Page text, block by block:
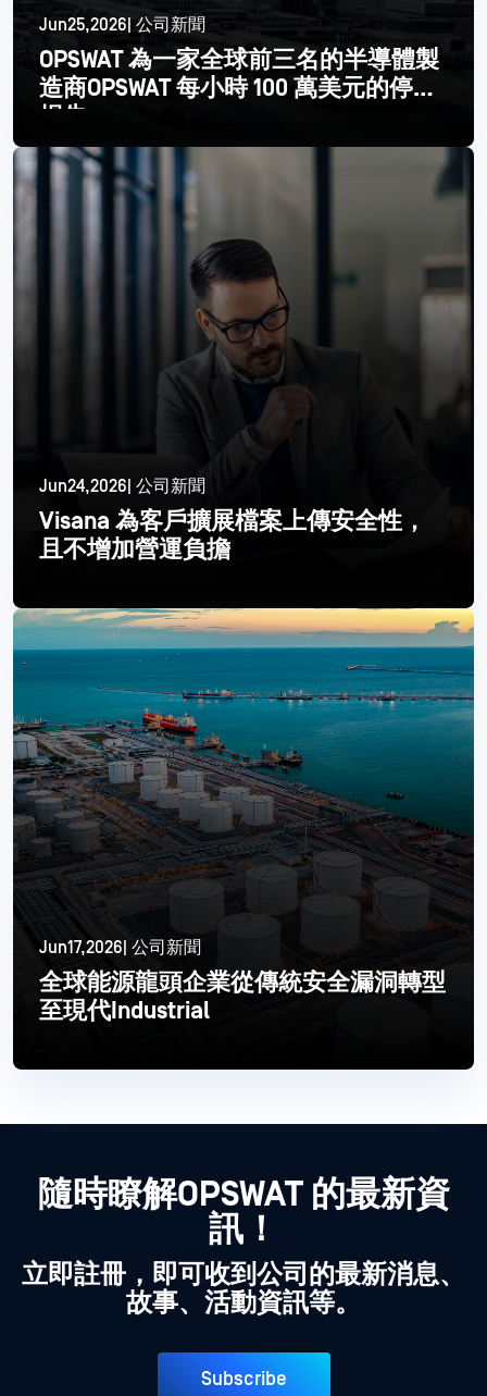
Jun25,2026| 公司新聞
OPSWAT 為一家全球前三名的半導體製
造商OPSWAT 每小時 100 萬美元的停機
損失
閱讀更多
Jun24,2026| 公司新聞
Visana 為客戶擴展檔案上傳安全性，
且不增加營運負擔
閱讀更多
Jun17,2026| 公司新聞
全球能源龍頭企業從傳統安全漏洞轉型
至現代Industrial
閱讀更多
隨時瞭解OPSWAT 的最新資
訊！
立即註冊，即可收到公司的最新消息、
故事、活動資訊等。
Subscribe